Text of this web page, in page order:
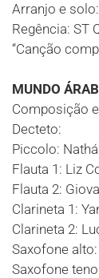
Arranjo e
Regência: ST
“Canção
MUNDO
Composição
Decteto:
Piccolo:
Flauta 1: Liz
Flauta 2:
Clarineta 1:
Clarineta 2:
Saxofone
Saxofone